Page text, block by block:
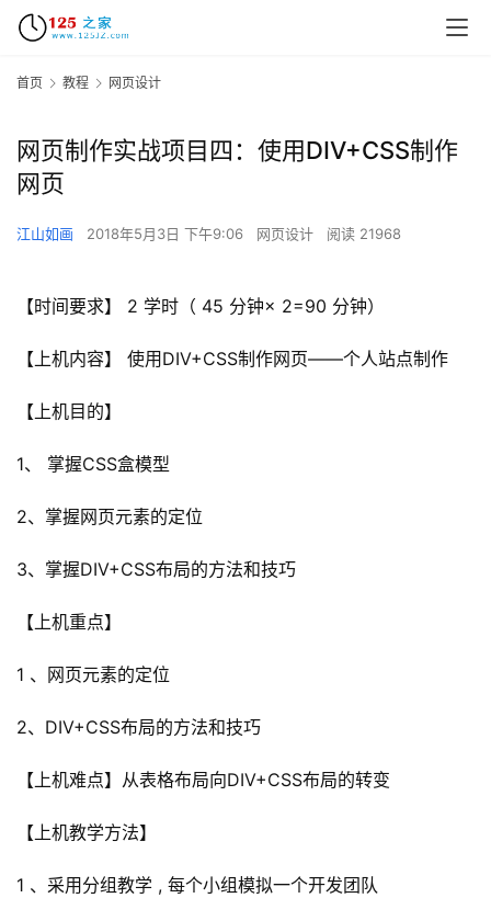
首页 教程 网页设计
网页制作实战项目四：使用DIV+CSS制作
网页
江山如画 2018年5月3日 下午9:06 网页设计 阅读 21968
【时间要求】 2 学时（ 45 分钟× 2=90 分钟）
【上机内容】 使用DIV+CSS制作网页——个人站点制作
【上机目的】
1、 掌握CSS盒模型
2、掌握网页元素的定位
3、掌握DIV+CSS布局的方法和技巧
【上机重点】
1 、网页元素的定位
2、DIV+CSS布局的方法和技巧
【上机难点】从表格布局向DIV+CSS布局的转变
【上机教学方法】
1 、采用分组教学 , 每个小组模拟一个开发团队